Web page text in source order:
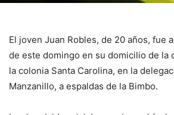
El joven Juan Robles, de 20 años, fue
de este domingo en su domicilio de la
la colonia Santa Carolina, en la
Manzanillo, a espaldas de la Bimbo.